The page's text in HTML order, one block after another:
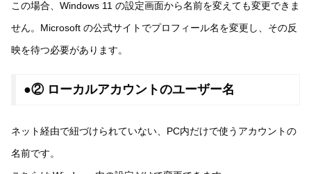
この場合、Windows 11 の設定画面から名前を変えても変更できま
せん。Microsoft の公式サイトでプロフィール名を変更し、その反
映を待つ必要があります。
●② ローカルアカウントのユーザー名
ネット経由で紐づけられていない、PC内だけで使うアカウントの
名前です。